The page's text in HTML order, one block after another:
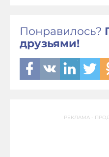
Понравилось?
друзьями!
РЕКЛАМА -